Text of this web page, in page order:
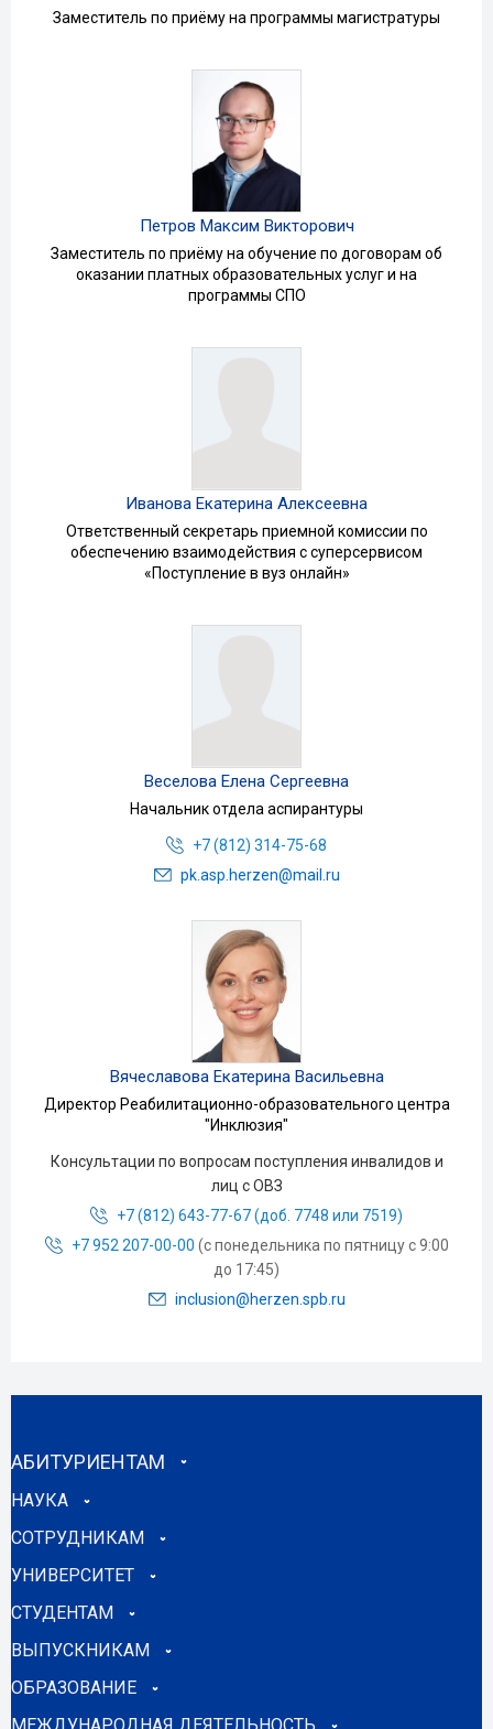
Заместитель по приёму на программы магистратуры
Петров Максим Викторович
Заместитель по приёму на обучение по договорам об
оказании платных образовательных услуг и на
программы СПО
Иванова Екатерина Алексеевна
Ответственный секретарь приемной комиссии по
обеспечению взаимодействия с суперсервисом
«Поступление в вуз онлайн»
Веселова Елена Сергеевна
Начальник отдела аспирантуры
+7 (812) 314-75-68
pk.asp.herzen@mail.ru
Вячеславова Екатерина Васильевна
Директор Реабилитационно-образовательного центра
"Инклюзия"
Консультации по вопросам поступления инвалидов и
лиц с ОВЗ
+7 (812) 643-77-67 (доб. 7748 или 7519)
+7 952 207-00-00 (с понедельника по пятницу с 9:00
до 17:45)
inclusion@herzen.spb.ru
АБИТУРИЕНТАМ
НАУКА
СОТРУДНИКАМ
УНИВЕРСИТЕТ
СТУДЕНТАМ
ВЫПУСКНИКАМ
ОБРАЗОВАНИЕ